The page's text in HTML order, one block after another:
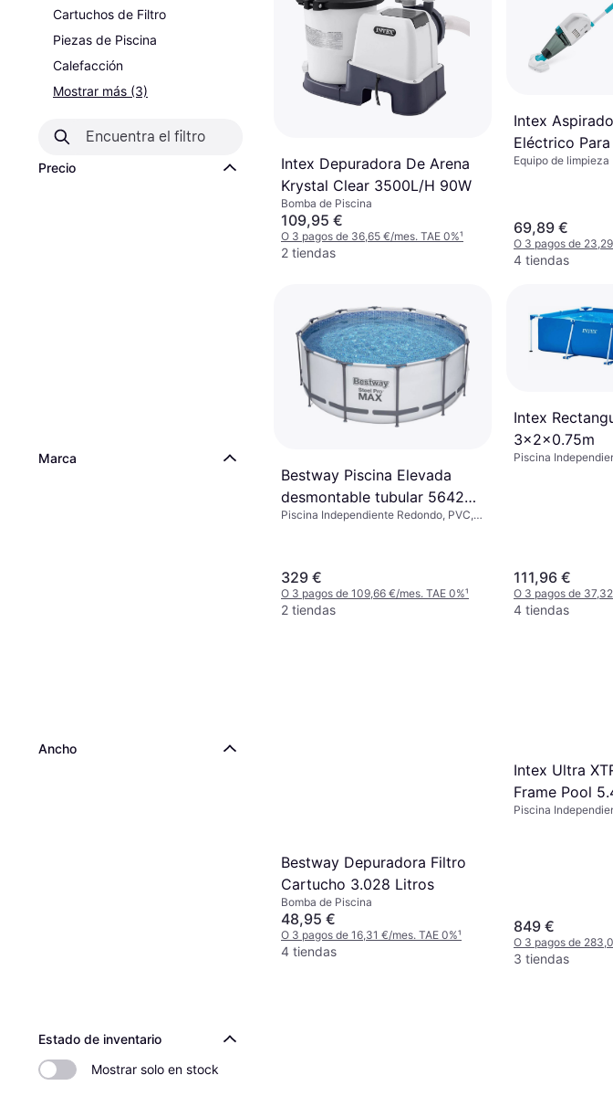
Cartuchos de Filtro
Piezas de Piscina
Calefacción
Mostrar más (3)
Precio
Marca
Ancho
Estado de inventario
Mostrar solo en stock
Intex Depuradora De Arena
Krystal Clear 3500L/H 90W
Bomba de Piscina
109,95 €
O 3 pagos de 36,65 €/mes. TAE 0%¹
2 tiendas
Intex
Eléctrico
Piscinas De
Equipo de limpieza
69,89 €
O 3 pagos de
4 tiendas
Bestway Piscina Elevada
desmontable tubular 56420
Steel Pro Max 366x122 cm
Piscina Independiente Redondo, PVC,
329 €
O 3 pagos de 109,66 €/mes. TAE 0%¹
2 tiendas
Intex
3x2x0.75m
Piscina
111,96 €
O 3 pagos de
4 tiendas
Bestway Depuradora Filtro
Cartucho 3.028 Litros
Bomba de Piscina
48,95 €
O 3 pagos de 16,31 €/mes. TAE 0%¹
4 tiendas
Intex Ultra
Frame Pool
Piscina
849 €
O 3 pagos de
3 tiendas